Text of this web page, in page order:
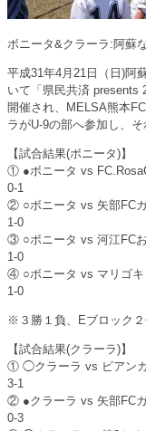
ボニータ&クラーラ:阿蘇
平成31年4月21日（日)阿
いて「県民共済 presents
開催され、MELSA熊本
ラがU-9の部へ参加し、
【試合結果(ボニータ)】
① ●ボニータ vs
0-1
② ○ボニータ vs 矢部FC
1-0
③ ○ボニータ vs 河江FC
1-0
④ ○ボニータ vs マリゴキ
1-0
※３勝１負、Eブロック
【試合結果(クラーラ)】
① ◯クラーラ vs ビアン
3-1
② ●クラーラ vs 矢部FC
0-3